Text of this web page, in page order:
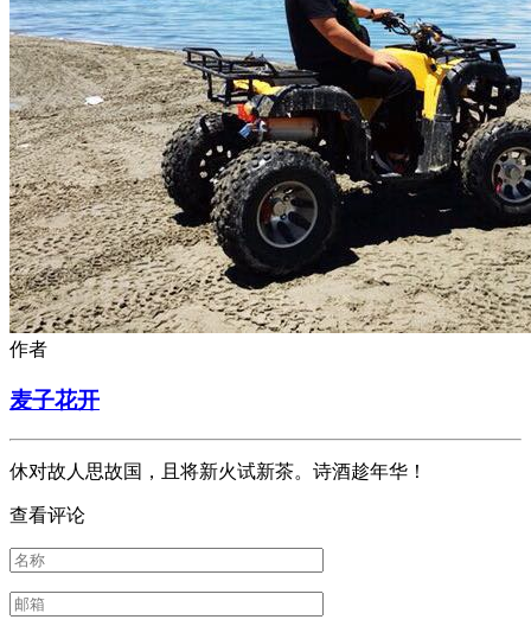
作者
麦子花开
休对故人思故国，且将新火试新茶。诗酒趁年华！
查看评论